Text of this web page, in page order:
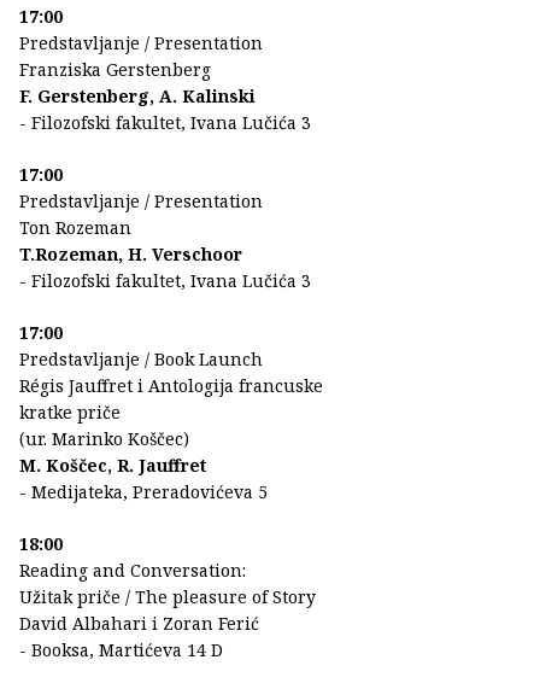
17:00
Predstavljanje / Presentation
Franziska Gerstenberg
F. Gerstenberg, A. Kalinski
- Filozofski fakultet, Ivana Lučića 3
17:00
Predstavljanje / Presentation
Ton Rozeman
T.Rozeman, H. Verschoor
- Filozofski fakultet, Ivana Lučića 3
17:00
Predstavljanje / Book Launch
Régis Jauffret i Antologija francuske
kratke priče
(ur. Marinko Koščec)
M. Koščec, R. Jauffret
- Medijateka, Preradovićeva 5
18:00
Reading and Conversation:
Užitak priče / The pleasure of Story
David Albahari i Zoran Ferić
- Booksa, Martićeva 14 D